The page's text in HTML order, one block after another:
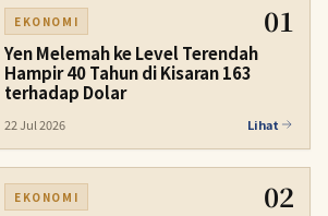
EKONOMI 01
Yen Melemah ke Level Terendah
Hampir 40 Tahun di Kisaran 163
terhadap Dolar
22 Jul 2026 Lihat
EKONOMI 02